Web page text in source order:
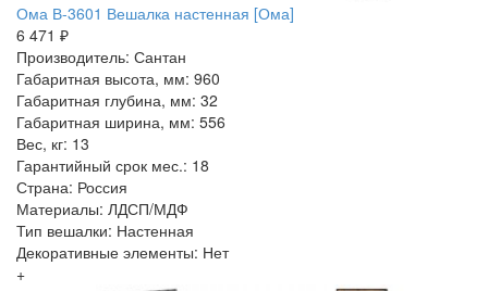
Ома В-3601 Вешалка настенная [Ома]
6 471 ₽
Производитель: Сантан
Габаритная высота, мм: 960
Габаритная глубина, мм: 32
Габаритная ширина, мм: 556
Вес, кг: 13
Гарантийный срок мес.: 18
Страна: Россия
Материалы: ЛДСП/МДФ
Тип вешалки: Настенная
Декоративные элементы: Нет
+